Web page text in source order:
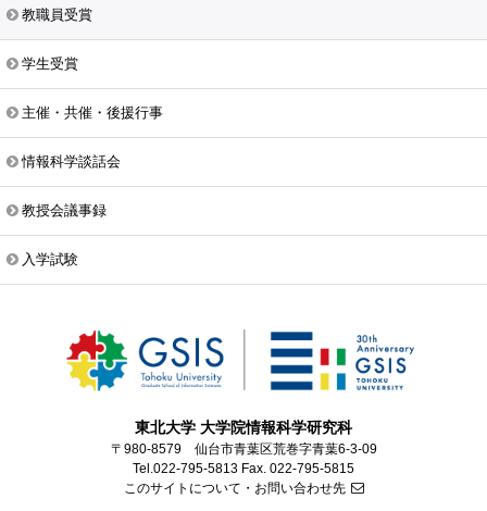
教職員受賞
学生受賞
主催・共催・後援行事
情報科学談話会
教授会議事録
入学試験
東北大学 大学院情報科学研究科
〒980-8579 仙台市青葉区荒巻字青葉6-3-09
Tel.022-795-5813 Fax. 022-795-5815
このサイトについて・お問い合わせ先